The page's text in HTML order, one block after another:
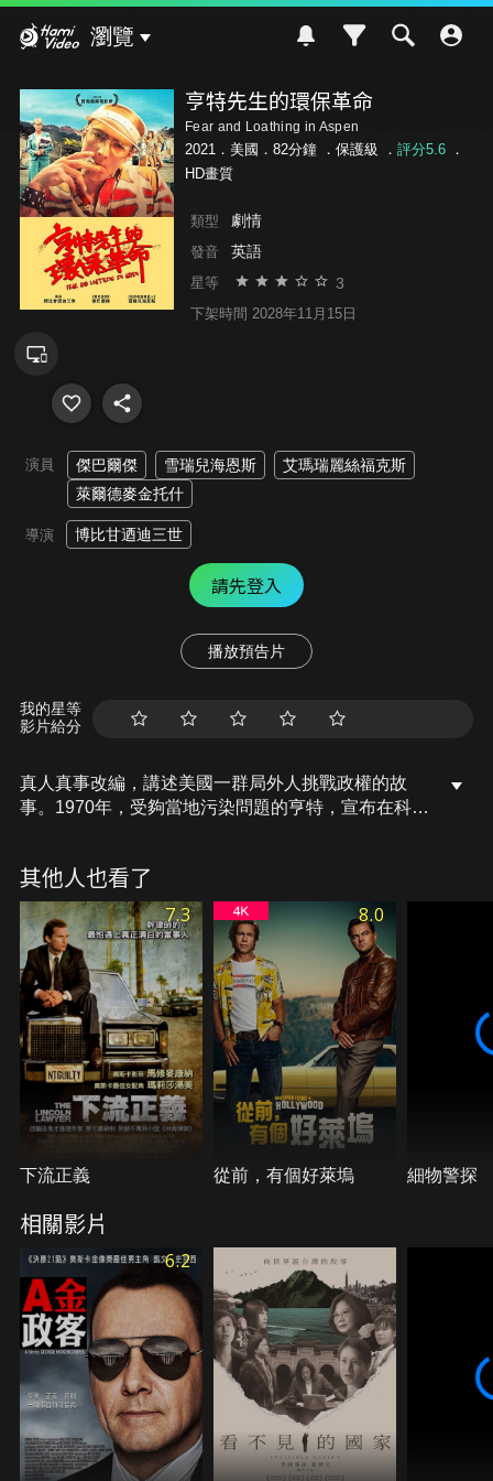
瀏覽
亨特先生的環保革命
Fear and Loathing in Aspen
2021．美國．82分鐘 ． 保護級 ． 評分5.6．
HD畫質
類型 劇情
發音 英語
星等 3
下架時間 2028年11月15日
演員 傑巴爾傑 雪瑞兒海恩斯
艾瑪瑞麗絲福克斯
萊爾德麥金托什
導演 博比甘迺迪三世
請先登入
播放預告片
我的星等
影片給分
真人真事改編，講述美國一群局外人挑戰政權的故
事。1970年，受夠當地污染問題的亨特，宣布在科羅
為跨世代眼中的英雄。他們集結一股怪咖力，打算先
占領亞斯本，再占據全球。唯一能阻止他們的只有亨
特本人。
其他人也看了
7.3
下流正義
8.0
從前，有個好萊塢 細物警探
相關影片
6.2